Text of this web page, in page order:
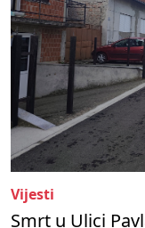
Vijesti
Smrt u Ulici